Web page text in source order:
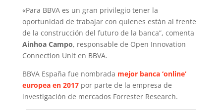
«Para BBVA es un gran privilegio tener la
oportunidad de trabajar con quienes están al frente
de la construcción del futuro de la banca”, comenta
Ainhoa Campo, responsable de Open Innovation
Connection Unit en BBVA.
BBVA España fue nombrada mejor banca ‘online’
europea en 2017 por parte de la empresa de
investigación de mercados Forrester Research.